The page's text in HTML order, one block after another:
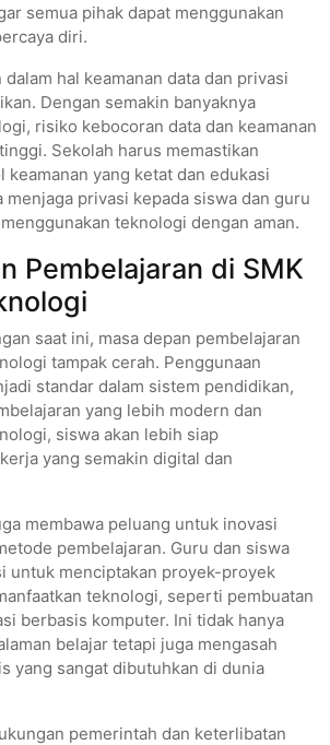
semua pihak dapat menggunakan
diri.
hal keamanan data dan privasi
Dengan semakin banyaknya
risiko kebocoran data dan keamanan
Sekolah harus memastikan
keamanan yang ketat dan edukasi
privasi kepada siswa dan guru
teknologi dengan aman.
Pembelajaran di SMK
saat ini, masa depan pembelajaran
tampak cerah. Penggunaan
standar dalam sistem pendidikan,
yang lebih modern dan
siswa akan lebih siap
yang semakin digital dan
membawa peluang untuk inovasi
pembelajaran. Guru dan siswa
untuk menciptakan proyek-proyek
teknologi, seperti pembuatan
berbasis komputer. Ini tidak hanya
belajar tetapi juga mengasah
yang sangat dibutuhkan di dunia
pemerintah dan keterlibatan